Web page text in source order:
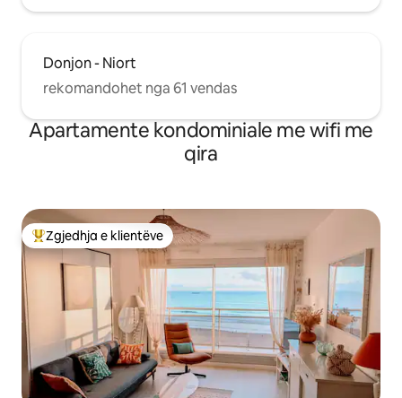
Donjon - Niort
rekomandohet nga 61 vendas
Apartamente kondominiale me wifi me
qira
Më të mirat e zgjedhjeve të klientëve
Zgjedhja e klientëve